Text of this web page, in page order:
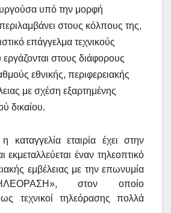
υπό την μορφή
στους κόλπους της,
επάγγελμα τεχνικούς
στους διάφορους
εθνικής, περιφερειακής
με σχέση εξαρτημένης
δικαίου.
καταγγελία εταιρία έχει στην
εκμεταλλεύεται έναν τηλεοπτικό
εμβέλειας με την επωνυμία
στον οποίο
τεχνικοί τηλεόρασης πολλά